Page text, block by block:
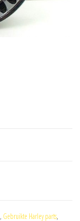
, Gebruikte Harley parts,